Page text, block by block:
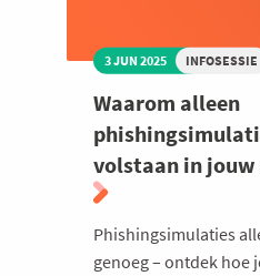
3 JUN 2025 INFOSESSIE
Waarom alleen
volstaan in
Phishingsimulaties
genoeg – ontdek hoe